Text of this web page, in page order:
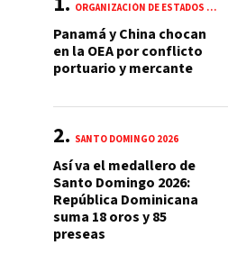
ORGANIZACIÓN DE ESTADOS AMERICANOS (OEA)
Panamá y China chocan
en la OEA por conflicto
portuario y mercante
SANTO DOMINGO 2026
Así va el medallero de
Santo Domingo 2026:
República Dominicana
suma 18 oros y 85
preseas